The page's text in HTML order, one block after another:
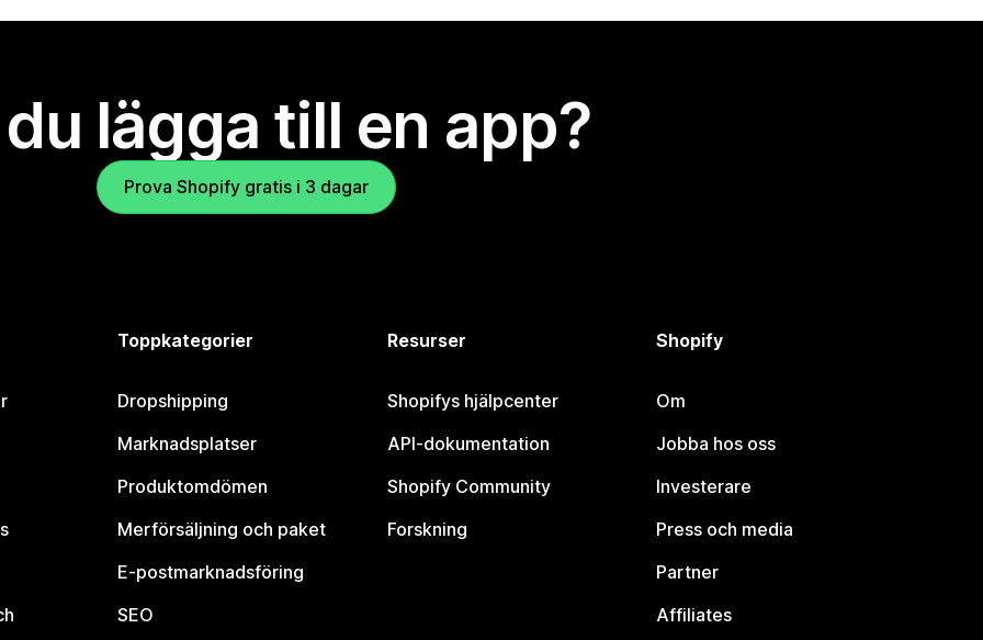
lägga till en app?
Prova Shopify gratis i 3 dagar
Toppkategorier
Dropshipping
Marknadsplatser
Produktomdömen
Merförsäljning och paket
E-postmarknadsföring
SEO
Resurser
Shopifys hjälpcenter
API-dokumentation
Shopify Community
Forskning
Shopify
Om
Jobba hos oss
Investerare
Press och media
Partner
Affiliates